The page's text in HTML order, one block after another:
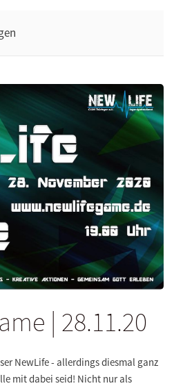
| 28.11.20
NewLife - allerdings diesmal ganz
mit dabei seid! Nicht nur als